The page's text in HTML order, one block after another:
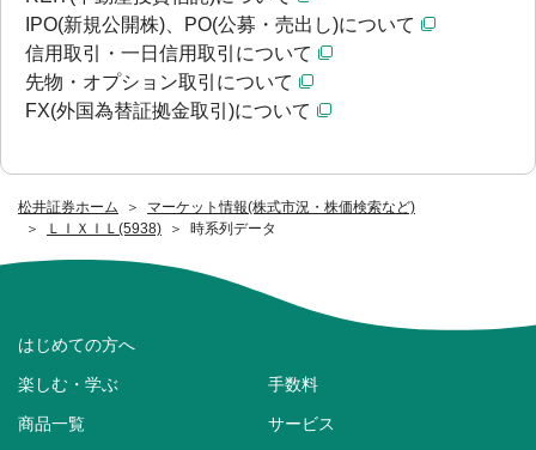
松井証券ホーム
マーケット情報(株式市況・株価検索など)
ＬＩＸＩＬ(5938)
時系列データ
IPO(新規公開株)、PO(公募・売出し)について
信用取引・一日信用取引について
先物・オプション取引について
FX(外国為替証拠金取引)について
はじめての方へ
楽しむ・学ぶ 手数料
商品一覧 サービス